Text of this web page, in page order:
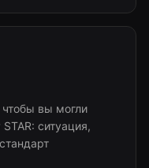
вы могли
ситуация,